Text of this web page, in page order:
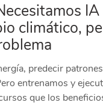
climático,
predecir
entrenamos y
que los